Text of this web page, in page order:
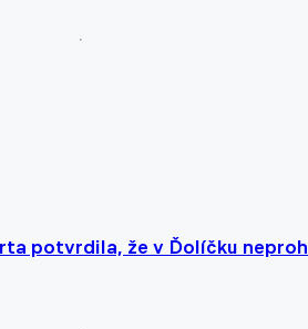
potvrdila, že v Ďolíčku